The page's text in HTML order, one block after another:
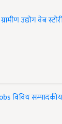
ग्रामीण उद्योगवेब
विविधसम्पादकीय